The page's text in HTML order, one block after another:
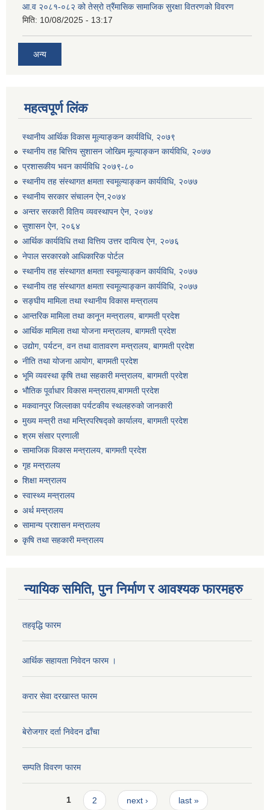
आ.व २०८१-०८२ को तेस्रो त्रैंमासिक सामाजिक सुरक्षा वितरणको विवरण
मिति: 10/08/2025 - 13:17
अन्य
महत्वपूर्ण लिंक
स्थानीय आर्थिक विकास मूल्याङ्कन कार्यविधि, २०७९
स्थानीय तह बित्तिय सुशासन जोखिम मूल्याङ्कन कार्यविधि, २०७७
प्रशासकीय भवन कार्यविधि २०७९-८०
स्थानीय तह संस्थागत क्षमता स्वमूल्याङ्कन कार्यविधि, २०७७
स्थानीय सरकार संचालन ऐन,२०७४
अन्तर सरकारी वितिय व्यवस्थापन ऐन, २०७४
सुशासन ऐन, २०६४
आर्थिक कार्यविधि तथा वित्तिय उत्तर दायित्व ऐन, २०७६
नेपाल सरकारको आधिकारिक पोर्टल
स्थानीय तह संस्थागत क्षमता स्वमूल्याङ्कन कार्यविधि, २०७७
स्थानीय तह संस्थागत क्षमता स्वमूल्याङ्कन कार्यविधि, २०७७
सङ्घीय मामिला तथा स्थानीय विकास मन्त्रालय
आन्तरिक मामिला तथा कानून मन्त्रालय, बागमती प्रदेश
आर्थिक मामिला तथा योजना मन्त्रालय, बागमती प्रदेश
उद्योग, पर्यटन, वन तथा वातावरण मन्त्रालय, बागमती प्रदेश
नीति तथा योजना आयोग, बागमती प्रदेश
भूमि व्यवस्था कृषि तथा सहकारी मन्त्रालय, बागमती प्रदेश
भौतिक पूर्वाधार विकास मन्त्रालय,बागमती प्रदेश
मकवानपुर जिल्लाका पर्यटकीय स्थलहरुको जानकारी
मुख्य मन्त्री तथा मन्त्रिपरिषद्को कार्यालय, बागमती प्रदेश
श्रम संसार प्रणाली
सामाजिक विकास मन्त्रालय, बागमती प्रदेश
गृह मन्त्रालय
शिक्षा मन्त्रालय
स्वास्थ्य मन्त्रालय
अर्थ मन्त्रालय
सामान्य प्रशासन मन्त्रालय
कृषि तथा सहकारी मन्त्रालय
न्यायिक समिति, पुन निर्माण र आवश्यक फारमहरु
तहवृद्धि फारम
आर्थिक सहायता निवेदन फारम ।
करार सेवा दरखास्त फारम
बेरोजगार दर्ता निवेदन ढाँचा
सम्पति विवरण फारम
Pages1 2 next › last »